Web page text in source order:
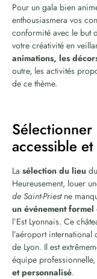
Pour un gala bien
enthousiasmera vos
conformité avec le but
votre créativité en
animations, les
outre, les activités
de ce thème.
accessible
La sélection du lieu du
Heureusement, louer
de Saint-Priestne
un événement formel
l’Est Lyonnais. Ce
l’aéroport international
de Lyon. Il est
équipe
et personnalisé.